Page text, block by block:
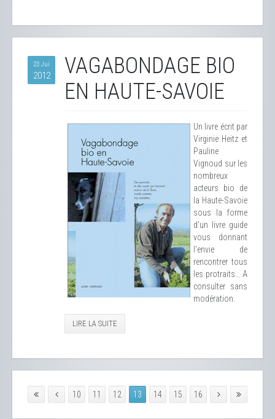
23 Jui
2012
VAGABONDAGE BIO
EN HAUTE-SAVOIE
Un livre écrit par
Virginie Heitz et
Pauline
Vignoud sur les
nombreux
acteurs bio de
la Haute-Savoie
sous la forme
d'un livre guide
vous donnant
l'envie de
rencontrer tous
les protraits... A
consulter sans
modération.
LIRE LA SUITE
10 11 12 13 14 15 16